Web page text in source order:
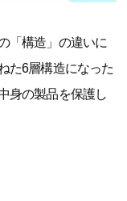
「構造」の違いに
た6層構造になった
身の製品を保護し